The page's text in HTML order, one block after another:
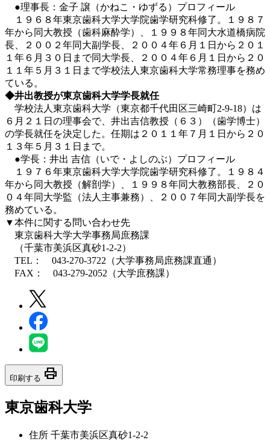
●理事長：金子 譲（かねこ・ゆずる）プロフィール
１９６８年東京歯科大学大学院歯学研究科修了。１９８７
年から同大教授（歯科麻酔学）、１９９８年同大水道橋病院
長、２００２年同大副学長、２００４年６月１日から２０１
１年６月３０日まで同大学長、２００４年６月１日から２０
１１年５月３１日まで学校法人東京歯科大学常務理事を務め
ている。
◆井出教授が東京歯科大学学長就任
学校法人東京歯科大学（東京都千代田区三崎町2-9-18）は
６月２１日の理事会で、井出吉信教授（６３）（歯学博士）
の学長就任を決定した。任期は２０１１年７月１日から２０
１３年５月３１日まで。
●学長：井出 吉信（いで・よしのぶ）プロフィール
１９７６年東京歯科大学大学院歯学研究科修了。１９８４
年から同大教授（解剖学）、１９９８年同大教務部長、２０
０４年同大学監（法人主事兼務）、２００７年同大副学長を
務めている。
▼本件に関する問い合わせ先
東京歯科大学大学事務局庶務課
（千葉市美浜区真砂1-2-2）
TEL： 043-270-3722（大学事務局庶務課直通）
FAX： 043-279-2052（大学庶務課）
印刷する print
東京歯科大学
住所 千葉市美浜区真砂1-2-2